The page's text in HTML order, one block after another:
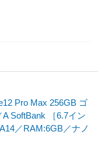
Pro Max 256GB ゴ
SoftBank ［6.7イン
／RAM:6GB／ナノ